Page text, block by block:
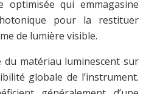
optimisée qui emmagasine
pour la restituer
de lumière visible.
matériau luminescent sur
globale de l’instrument.